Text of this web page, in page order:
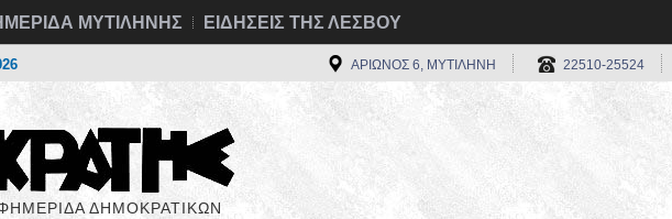
ΜΥΤΙΛΗΝΗΣ ΕΙΔΗΣΕΙΣ ΤΗΣ ΛΕΣΒΟΥ
ΑΡΙΩΝΟΣ 6, ΜΥΤΙΛΗΝΗ 22510-25524
ΔΗΜΟΚΡΑΤΙΚΩΝ